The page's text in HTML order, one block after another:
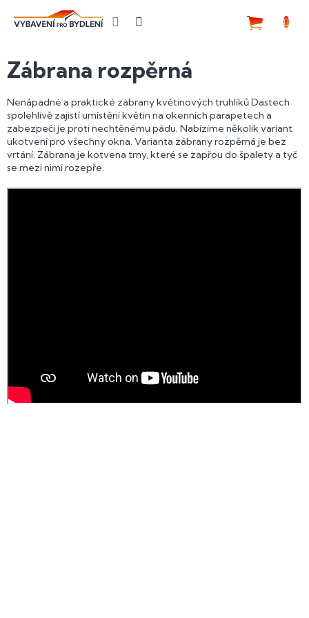
Zábrana rozpěrná
Nenápadné a praktické zábrany květinových truhlíků Dastech
spolehlivě zajistí umístění květin na okenních parapetech a
zabezpečí je proti nechtěnému pádu. Nabízíme několik variant
ukotvení pro všechny okna. Varianta zábrany rozpěrná je bez
vrtání. Zábrana je kotvena trny, které se zapřou do špalety a tyč
se mezi nimi rozepře.